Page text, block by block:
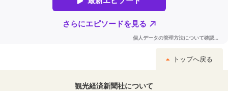
トップへ戻る
観光経済新聞社について